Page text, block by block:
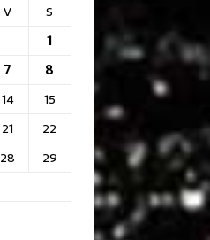
V
S
1
7
8
14
15
21
22
28
29